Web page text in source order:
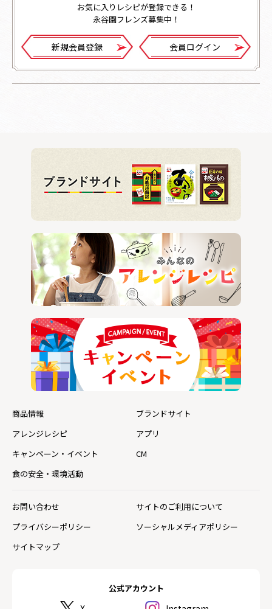
お気に入りレシピが登録できる！
永谷園フレンズ募集中！
新規会員登録 会員ログイン
公式アカウント
商品情報
ブランドサイト
アレンジレシピ
アプリ
キャンペーン・イベント
CM
食の安全・環境活動
お問い合わせ
サイトのご利用について
プライバシーポリシー
ソーシャルメディアポリシー
サイトマップ